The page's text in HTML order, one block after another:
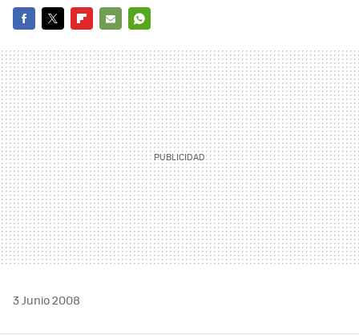
MAIL
3 Junio 2008